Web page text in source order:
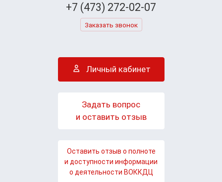
+7 (473) 272-02-07
Заказать звонок
Личный кабинет
Задать вопрос
и оставить отзыв
Оставить отзыв о полноте
и доступности информации
о деятельности ВОККДЦ